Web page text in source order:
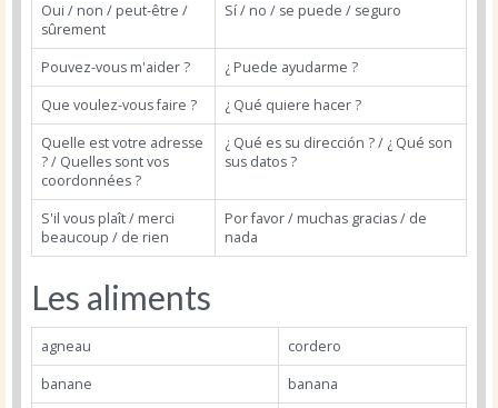
Oui / non / peut-être /
sûrement
Sí / no / se puede / seguro
Pouvez-vous m'aider ?
¿ Puede ayudarme ?
Que voulez-vous faire ?
¿ Qué quiere hacer ?
Quelle est votre adresse
? / Quelles sont vos
coordonnées ?
¿ Qué es su dirección ? / ¿ Qué son
sus datos ?
S'il vous plaît / merci
beaucoup / de rien
Por favor / muchas gracias / de
nada
Les aliments
agneau
cordero
banane
banana